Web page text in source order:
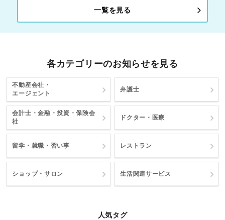
一覧を見る
各カテゴリーのお知らせを見る
不動産会社・
エージェント
弁護士
会計士・金融・投資・保険会
社
ドクター・医療
留学・就職・習い事 レストラン
ショップ・サロン 生活関連サービス
人気タグ